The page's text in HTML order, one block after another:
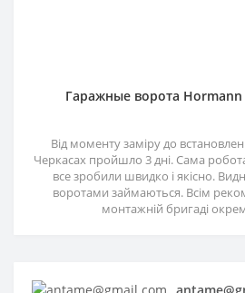
Гаражные ворота
Від моменту заміру до
Черкасах пройшло 3 дні. Сама
все зробили швидко і якісно.
воротами займаються. Всім
монтажній бригаді